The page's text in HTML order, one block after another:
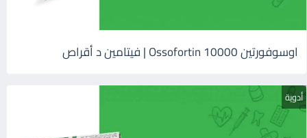
اوسوفورتين 10000 Ossofortin | فيتامين د أقراص
أدوية